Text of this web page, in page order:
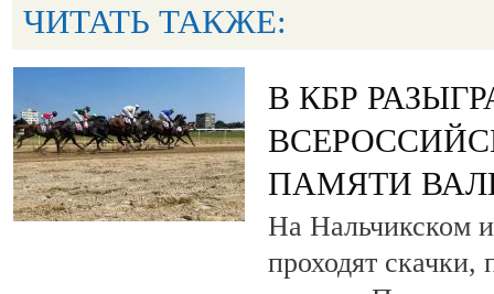
ЧИТАТЬ ТАКЖЕ:
В КБР
ПАМЯТИ
На Нальчикском
проходят